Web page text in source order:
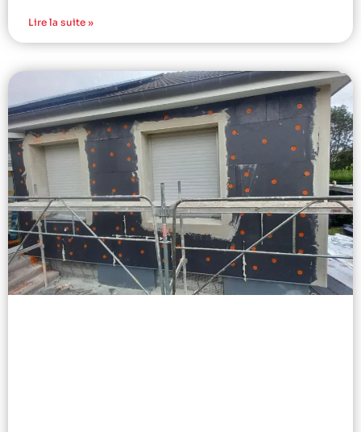
Lire la suite »